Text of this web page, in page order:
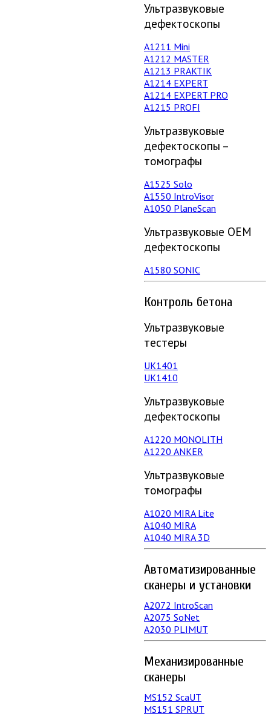
Ультразвуковые
дефектоскопы
А1211 Mini
А1212 MASTER
A1213 PRAKTIK
А1214 EXPERT
А1214 EXPERT PRO
A1215 PROFI
Ультразвуковые
дефектоскопы –
томографы
А1525 Solo
А1550 IntroVisor
А1050 PlaneScan
Ультразвуковые ОЕМ
дефектоскопы
A1580 SONIC
Контроль бетона
Ультразвуковые
тестеры
UK1401
UK1410
Ультразвуковые
дефектоскопы
А1220 MONOLITH
А1220 ANKER
Ультразвуковые
томографы
A1020 MIRA Lite
А1040 MIRA
A1040 MIRA 3D
Автоматизированные
сканеры и установки
А2072 IntroScan
А2075 SoNet
А2030 PLIMUT
Механизированные
сканеры
MS152 SсaUT
MS151 SPRUT